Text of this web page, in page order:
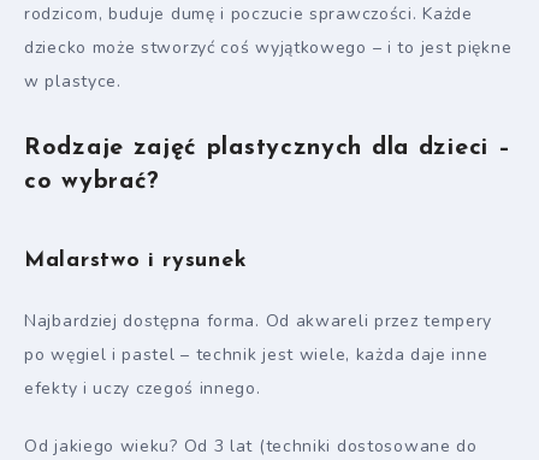
rodzicom, buduje dumę i poczucie sprawczości. Każde
dziecko może stworzyć coś wyjątkowego – i to jest piękne
w plastyce.
Rodzaje zajęć plastycznych dla dzieci –
co wybrać?
Malarstwo i rysunek
Najbardziej dostępna forma. Od akwareli przez tempery
po węgiel i pastel – technik jest wiele, każda daje inne
efekty i uczy czegoś innego.
Od jakiego wieku? Od 3 lat (techniki dostosowane do